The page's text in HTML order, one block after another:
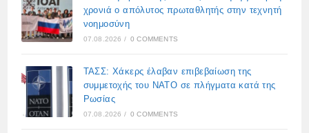
χρονιά ο απόλυτος πρωταθλητής στην τεχνητή
νοημοσύνη
07.08.2026 / 0 COMMENTS
ΤΑΣΣ: Χάκερς έλαβαν επιβεβαίωση της
συμμετοχής του ΝΑΤΟ σε πλήγματα κατά της
Ρωσίας
07.08.2026 / 0 COMMENTS